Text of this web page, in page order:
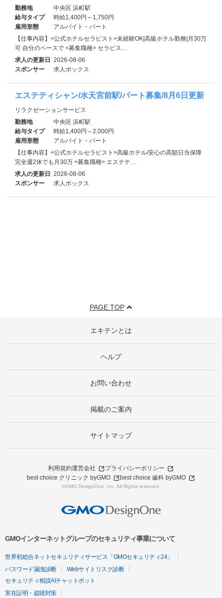
勤務地
中央区 浜町駅
給与タイプ
時給1,400円～1,750円
雇用形態
アルバイト・パート
【仕事内容】<公式ホテルセラピスト>未経験OK|高級ホテル勤務|月30万
可 自分のペースで <募集職種> セラピス…
求人の更新日 2026-08-06
スポンサー
求人ボックス
エステティシャン/水天宮前駅/パート募集/8月6日更新
リラクゼーションサービス
勤務地
中央区 浜町駅
給与タイプ
時給1,400円～2,000円
雇用形態
アルバイト・パート
【仕事内容】<公式ホテルセラピスト>高級ホテル/安心の高額日当保障
完全週2休でも月30万 <募集職種> エステテ…
求人の更新日 2026-08-06
スポンサー
求人ボックス
PAGE TOP
エキテンとは
ヘルプ
お問い合わせ
掲載のご案内
サイトマップ
利用規約運営会社
プライバシーポリシー
best choice クリニック byGMO
best choice 歯科 byGMO
©GMO DesignOne, Inc. All Rights reserved.
GMOインターネットグループのセキュリティ事業について
世界初総合ネットセキュリティサービス「GMOセキュリティ24」
パスワード漏洩診断
Webサイトリスク診断
セキュリティ相談AIチャットボット
実在証明・盗聴対策